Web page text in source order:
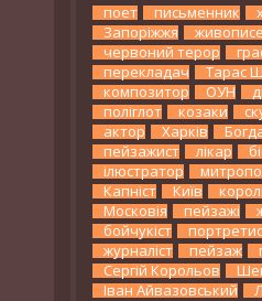
поет письменник
Запоріжжя
червоний терор
перекладач
Тарас
композитор
ОУН
поліглот
козаки
актор
Харків
пейзажист
лікар
ілюстратор
Капніст
Київ
Московія
пейзажі
бойчукіст
журналіст
пейзаж
Сергій Корольов
Іван Айвазовський